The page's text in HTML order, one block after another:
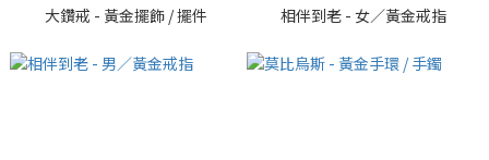
大鑽戒 - 黃金擺飾 / 擺件 相伴到老 - 女／黃金戒指